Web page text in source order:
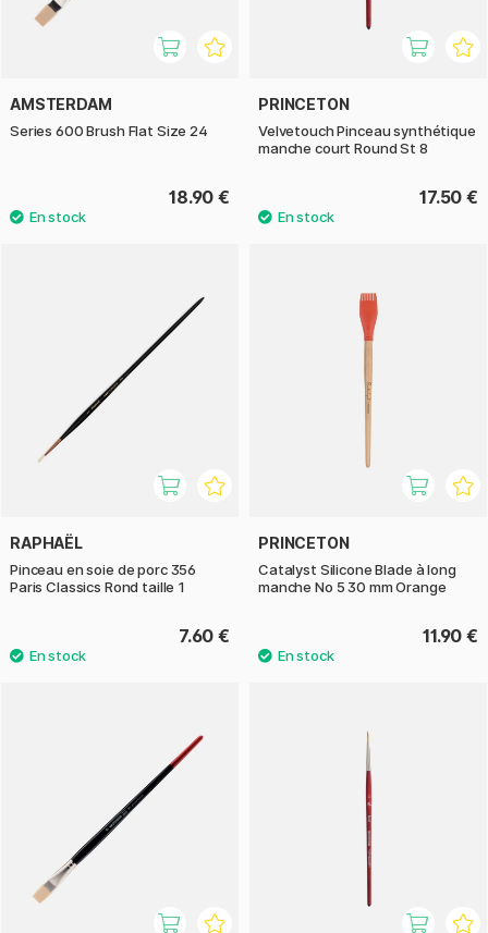
AMSTERDAM
Series 600 Brush Flat Size 24
18.90 €
PRINCETON
Velvetouch Pinceau synthétique
manche court Round St 8
17.50 €
RAPHAËL
Pinceau en soie de porc 356
Paris Classics Rond taille 1
7.60 €
PRINCETON
Catalyst Silicone Blade à long
manche No 5 30 mm Orange
11.90 €